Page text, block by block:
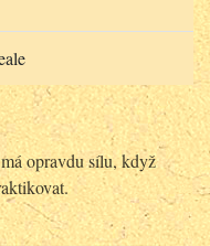
opravdu sílu, když